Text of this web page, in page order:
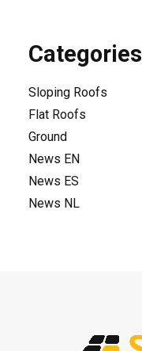
Categories
Sloping Roofs
Flat Roofs
Ground
News EN
News ES
News NL